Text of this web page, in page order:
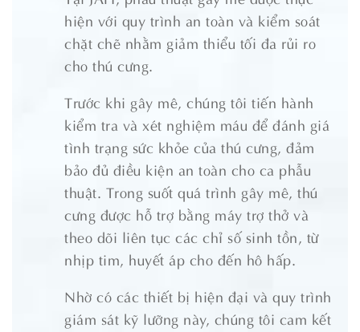
hiện với quy trình an toàn và kiểm soát
chặt chẽ nhằm giảm thiểu tối đa rủi ro
cho thú cưng.
Trước khi gây mê, chúng tôi tiến hành
kiểm tra và xét nghiệm máu để đánh giá
tình trạng sức khỏe của thú cưng, đảm
bảo đủ điều kiện an toàn cho ca phẫu
thuật. Trong suốt quá trình gây mê, thú
cưng được hỗ trợ bằng máy trợ thở và
theo dõi liên tục các chỉ số sinh tồn, từ
nhịp tim, huyết áp cho đến hô hấp.
Nhờ có các thiết bị hiện đại và quy trình
giám sát kỹ lưỡng này, chúng tôi cam kết